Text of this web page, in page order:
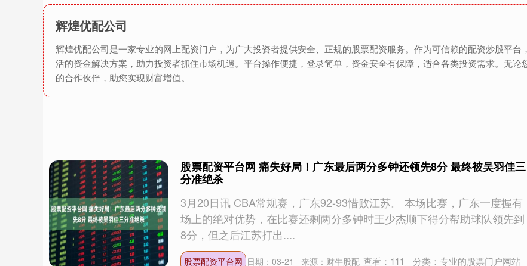
辉煌优配公司
辉煌优配公司是一家专业的网上配资门户，为广大投资者提供安全、正规的股票配资服务。作为可信赖的配资炒股平
活的资金解决方案，助力投资者抓住市场机遇。平台操作便捷，登录简单，资金安全有保障，适合各类投资需求。无
的合作伙伴，助您实现财富增值。
股票配资平台网 痛失好局！广东最后两分多钟还领先8分 最终被吴羽佳三
分准绝杀
3月20日讯 CBA常规赛，广东92-93惜败江苏。 本场比赛，广东一度握有
场上的绝对优势，在比赛还剩两分多钟时王少杰顺下得分帮助球队领先到
8分，但之后江苏打出....
股票配资平台网 日期：03-21 来源：财牛股配 查看： 111 分类： 专业的股票门户网站